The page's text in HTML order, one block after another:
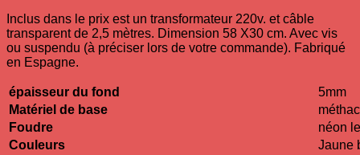
Inclus dans le prix est un transformateur 220v. et câble
transparent de 2,5 mètres. Dimension 58 X30 cm. Avec vis
ou suspendu (à préciser lors de votre commande). Fabriqué
en Espagne.
épaisseur du fond
5mm
Matériel de base
Foudre
néon
Couleurs
Jaune